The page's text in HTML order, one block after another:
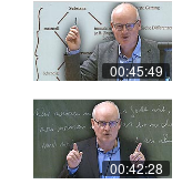
00:45:49
00:42:28